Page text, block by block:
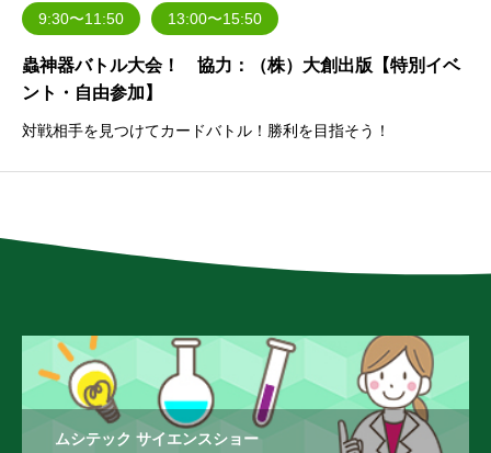
9:30〜11:50 13:00〜15:50
蟲神器バトル大会！ 協力：（株）大創出版【特別イベ
ント・自由参加】
対戦相手を見つけてカードバトル！勝利を目指そう！
ムシテック サイエンスショー